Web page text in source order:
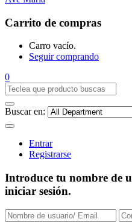
Carrito de compras
Carro vacío.
Seguir comprando
0
Buscar en:
Entrar
Registrarse
Introduce tu nombre de
iniciar sesión.